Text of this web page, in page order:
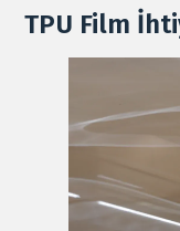
TPU Film